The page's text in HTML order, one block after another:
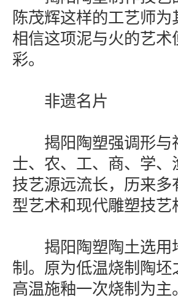
陈茂辉这样的工艺师
相信这项泥与火的艺
彩。
非遗名片
揭阳陶塑强调形与
士、农、工、商、学
技艺源远流长，历来
型艺术和现代雕塑技
揭阳陶塑陶土选用
制。原为低温烧制陶
高温施釉一次烧制为